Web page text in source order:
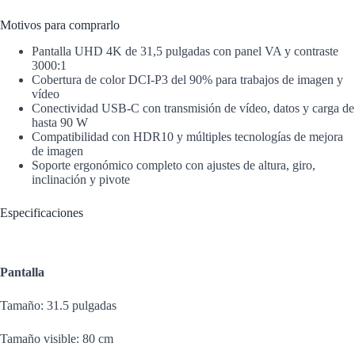
Motivos para comprarlo
Pantalla UHD 4K de 31,5 pulgadas con panel VA y contraste
3000:1
Cobertura de color DCI-P3 del 90% para trabajos de imagen y
vídeo
Conectividad USB-C con transmisión de vídeo, datos y carga de
hasta 90 W
Compatibilidad con HDR10 y múltiples tecnologías de mejora
de imagen
Soporte ergonómico completo con ajustes de altura, giro,
inclinación y pivote
Especificaciones
Pantalla
Tamaño: 31.5 pulgadas
Tamaño visible: 80 cm